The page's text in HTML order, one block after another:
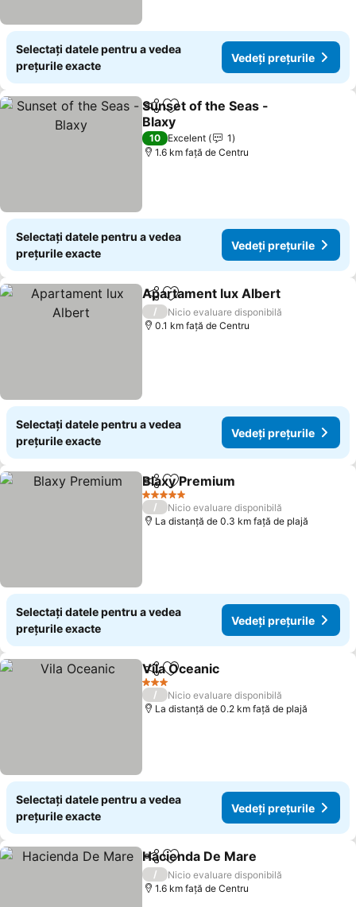
Selectați datele pentru a vedea
prețurile exacte
Vedeți prețurile
DistribuițiAdăugaţi la favorite
Sunset of the Seas -
Blaxy
10 Excelent
1
1.6 km faţă de Centru
Selectați datele pentru a vedea
prețurile exacte
Vedeți prețurile
DistribuițiAdăugaţi la favorite
Apartament lux Albert
/
Nicio evaluare disponibilă
0.1 km faţă de Centru
Selectați datele pentru a vedea
prețurile exacte
Vedeți prețurile
DistribuițiAdăugaţi la favorite
Blaxy Premium
5 Stele
/
Nicio evaluare disponibilă
La distanță de 0.3 km față de plajă
Selectați datele pentru a vedea
prețurile exacte
Vedeți prețurile
DistribuițiAdăugaţi la favorite
Vila Oceanic
3 Stele
/
Nicio evaluare disponibilă
La distanță de 0.2 km față de plajă
Selectați datele pentru a vedea
prețurile exacte
Vedeți prețurile
DistribuițiAdăugaţi la favorite
Hacienda De Mare
/
Nicio evaluare disponibilă
1.6 km faţă de Centru